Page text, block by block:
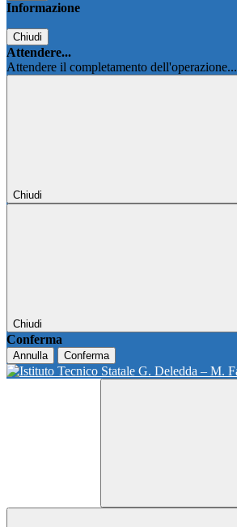
Informazione
Chiudi
Attendere...
Attendere il completamento dell'operazione...
Chiudi
Chiudi
Conferma
Annulla Conferma